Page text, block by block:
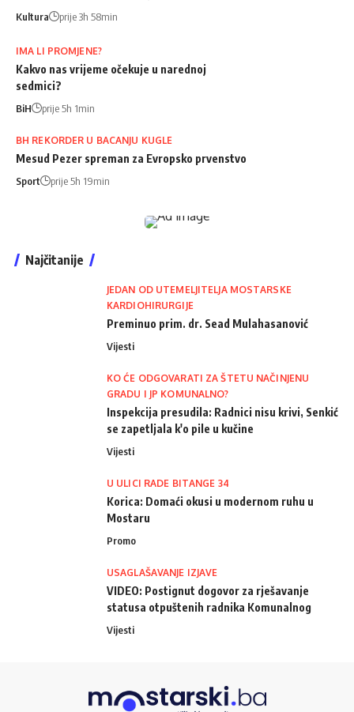
Kultura prije 3h 58min
IMA LI PROMJENE?
Kakvo nas vrijeme očekuje u narednoj
sedmici?
BiH prije 5h 1min
BH REKORDER U BACANJU KUGLE
Mesud Pezer spreman za Evropsko prvenstvo
Sport prije 5h 19min
Najčitanije
JEDAN OD UTEMELJITELJA MOSTARSKE
KARDIOHIRURGIJE
Preminuo prim. dr. Sead Mulahasanović
Vijesti
KO ĆE ODGOVARATI ZA ŠTETU NAČINJENU
GRADU I JP KOMUNALNO?
Inspekcija presudila: Radnici nisu krivi, Senkić
se zapetljala k'o pile u kučine
Vijesti
U ULICI RADE BITANGE 34
Korica: Domaći okusi u modernom ruhu u
Mostaru
Promo
USAGLAŠAVANJE IZJAVE
VIDEO: Postignut dogovor za rješavanje
statusa otpuštenih radnika Komunalnog
Vijesti